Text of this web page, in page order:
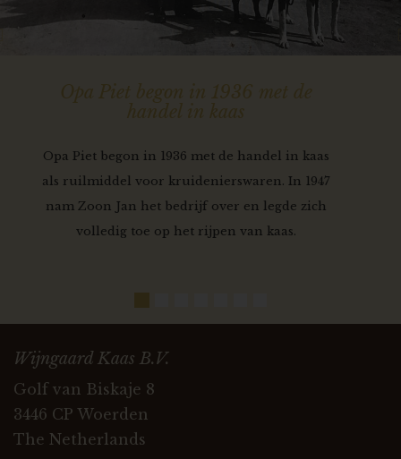
Opa Piet begon in 1936 met de
handel in kaas
Opa Piet begon in 1936 met de handel in kaas
als ruilmiddel voor kruidenierswaren. In 1947
nam Zoon Jan het bedrijf over en legde zich
volledig toe op het rijpen van kaas.
Wijngaard Kaas B.V.
Golf van Biskaje 8
3446 CP Woerden
The Netherlands